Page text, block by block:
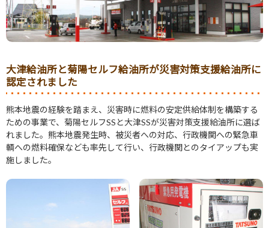
大津給油所と菊陽セルフ給油所が災害対策支援給油所に
認定されました
熊本地震の経験を踏まえ、災害時に燃料の安定供給体制を構築する
ための事業で、菊陽セルフSSと大津SSが災害対策支援給油所に選ば
れました。熊本地震発生時、被災者への対応、行政機関への緊急車
輌への燃料確保なども率先して行い、行政機関とのタイアップも実
施しました。